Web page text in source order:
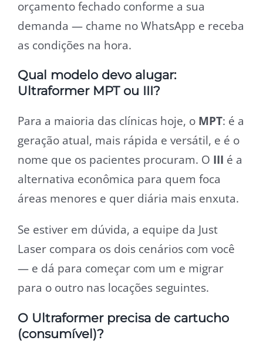
orçamento fechado conforme a sua
demanda — chame no WhatsApp e receba
as condições na hora.
Qual modelo devo alugar:
Ultraformer MPT ou III?
Para a maioria das clínicas hoje, o MPT: é a
geração atual, mais rápida e versátil, e é o
nome que os pacientes procuram. O III é a
alternativa econômica para quem foca
áreas menores e quer diária mais enxuta.
Se estiver em dúvida, a equipe da Just
Laser compara os dois cenários com você
— e dá para começar com um e migrar
para o outro nas locações seguintes.
O Ultraformer precisa de cartucho
(consumível)?